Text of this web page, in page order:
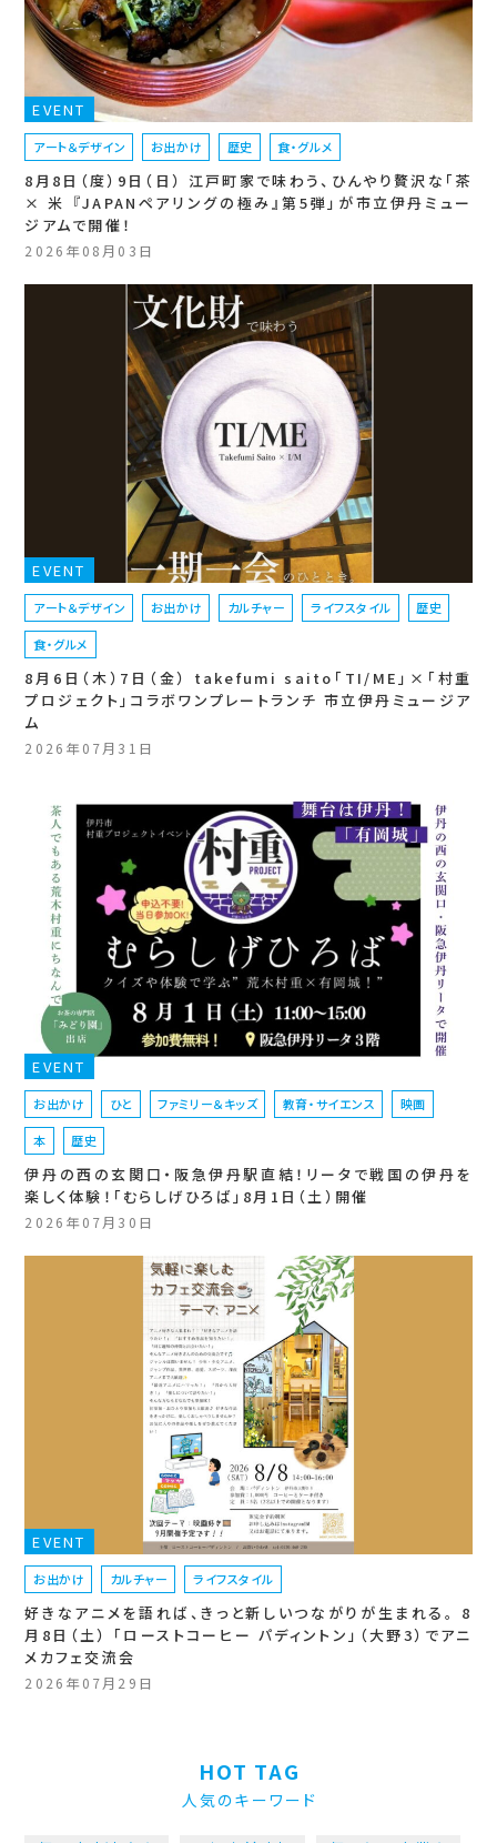
EVENT
アート＆デザイン お出かけ 歴史 食・グルメ
8月8日（度）9日（日） 江戸町家で味わう、ひんやり贅沢な「茶
× 米 『JAPANペアリングの極み』第5弾」が市立伊丹ミュー
ジアムで開催！
2026年08月03日
EVENT
アート＆デザイン お出かけ カルチャー ライフスタイル 歴史
食・グルメ
8月6日（木）7日（金） takefumi saito「TI/ME」×「村重
プロジェクト」コラボワンプレートランチ 市立伊丹ミュージア
ム
2026年07月31日
EVENT
お出かけ ひと ファミリー＆キッズ 教育・サイエンス 映画
本 歴史
伊丹の西の玄関口・阪急伊丹駅直結！リータで戦国の伊丹を
楽しく体験！「むらしげひろば」8月1日（土）開催
2026年07月30日
EVENT
お出かけ カルチャー ライフスタイル
好きなアニメを語れば、きっと新しいつながりが生まれる。 8
月8日（土） 「ローストコーヒー パディントン」（大野3）でアニ
メカフェ交流会
2026年07月29日
HOT TAG
人気のキーワード